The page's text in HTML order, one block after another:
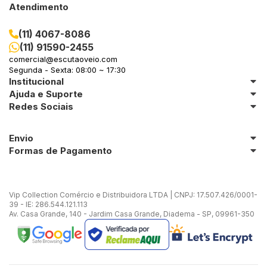
Atendimento
(11) 4067-8086
(11) 91590-2455
comercial@escutaoveio.com
Segunda - Sexta: 08:00 ~ 17:30
Institucional
Ajuda e Suporte
Redes Sociais
Envio
Formas de Pagamento
Vip Collection Comércio e Distribuidora LTDA | CNPJ: 17.507.426/0001-
39 - IE: 286.544.121.113
Av. Casa Grande, 140 - Jardim Casa Grande, Diadema - SP, 09961-350